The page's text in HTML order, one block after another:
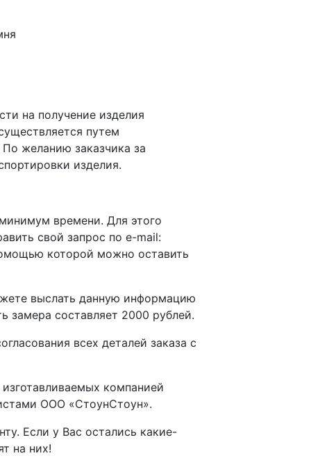
на получение изделия
путем
желанию заказчика за
изделия.
времени. Для этого
свой запрос по e-mail:
которой можно оставить
выслать данную информацию
замера составляет 2000 рублей.
всех деталей заказа с
компанией
ООО «СтоунСтоун».
Если у Вас остались какие-
на них!